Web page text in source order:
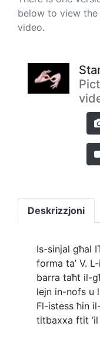
below to view
video.
Deskrizzjoni
Is-sinjal għal
forma ta’ V.
barra taħt il-
lejn in-nofs u
Fl-istess ħin
titbaxxa ftit